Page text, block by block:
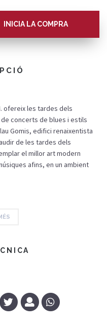
INICIA LA COMPRA
ofereix les tardes dels
concerts de blues i estils
Gomis, edifici renaixentista
de les tardes dels
el millor art modern
afins, en un ambient